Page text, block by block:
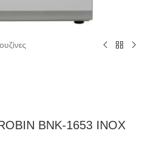
BNK-1653 INOX